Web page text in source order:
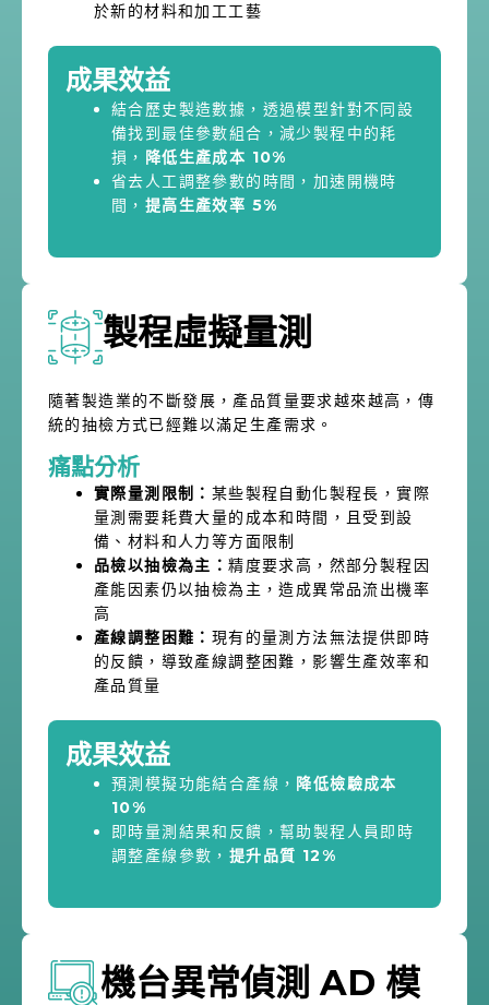
於新的材料和加工工藝
成果效益
結合歷史製造數據，透過模型針對不同設
備找到最佳參數組合，減少製程中的耗
損， 降低生產成本 10%
省去人工調整參數的時間，加速開機時
間， 提高生產效率 5%
製程虛擬量測
隨著製造業的不斷發展，產品質量要求越來越高，傳
統的抽檢方式已經難以滿足生產需求。
痛點分析
實際量測限制： 某些製程自動化製程長，實際
量測需要耗費大量的成本和時間，且受到設
備、材料和人力等方面限制
品檢以抽檢為主：精度要求高，然部分製程因
產能因素仍以抽檢為主，造成異常品流出機率
高
產線調整困難： 現有的量測方法無法提供即時
的反饋，導致產線調整困難，影響生產效率和
產品質量
成果效益
預測模擬功能結合產線， 降低檢驗成本
10%
即時量測結果和反饋，幫助製程人員即時
調整產線參數， 提升品質 12%
機台異常偵測 AD 模